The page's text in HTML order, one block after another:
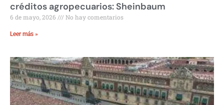
créditos agropecuarios: Sheinbaum
6 de mayo, 2026 No hay comentarios
Leer más »